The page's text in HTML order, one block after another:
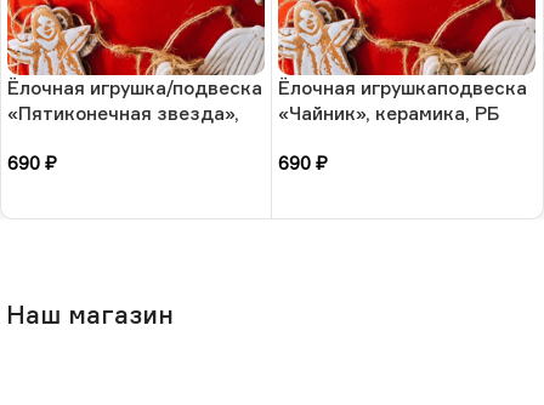
Ёлочная игрушка/подвеска
«Пятиконечная звезда»,
690 ₽
Ёлочная игрушкаподвеска
«Чайник», керамика, РБ
690 ₽
Наш магазин